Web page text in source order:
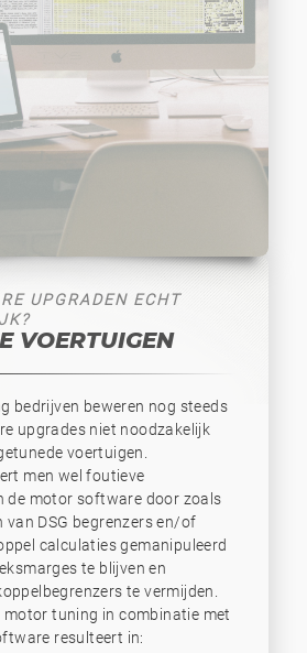
UPGRADEN ECHT
VOERTUIGEN
bedrijven beweren nog steeds
upgrades niet noodzakelijk
voertuigen.
men wel foutieve
de motor software door zoals
van DSG begrenzers en/of
calculaties gemanipuleerd
te blijven en
te vermijden.
motor tuning in combinatie met
resulteert in: